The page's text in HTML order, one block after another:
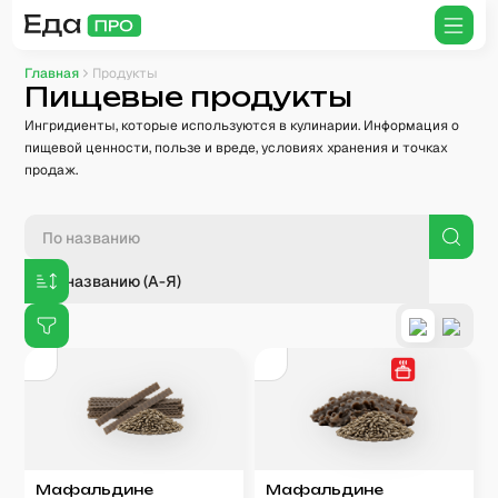
Главная Продукты
Пищевые продукты
Ингридиенты, которые используются в кулинарии. Информация о
пищевой ценности, пользе и вреде, условиях хранения и точках
продаж.
По названию (А-Я)
Мафальдине
Мафальдине